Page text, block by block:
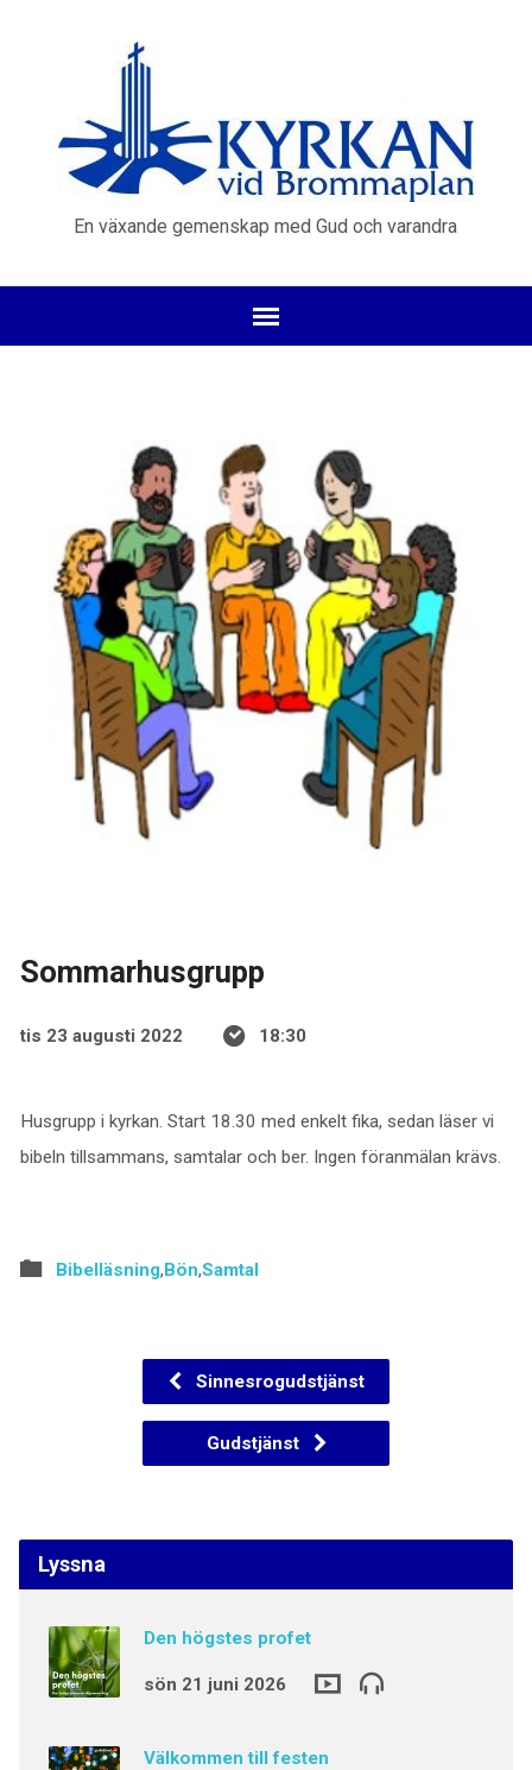
En växande gemenskap med Gud och varandra
Sommarhusgrupp
tis 23 augusti 2022 18:30
Husgrupp i kyrkan. Start 18.30 med enkelt fika, sedan läser vi
bibeln tillsammans, samtalar och ber. Ingen föranmälan krävs.
Bibelläsning,Bön,Samtal
Sinnesrogudstjänst
Gudstjänst
Lyssna
Den högstes profet
sön 21 juni 2026
Välkommen till festen